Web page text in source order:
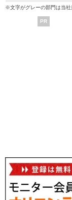
※文字がグレーの部門は当社
PR